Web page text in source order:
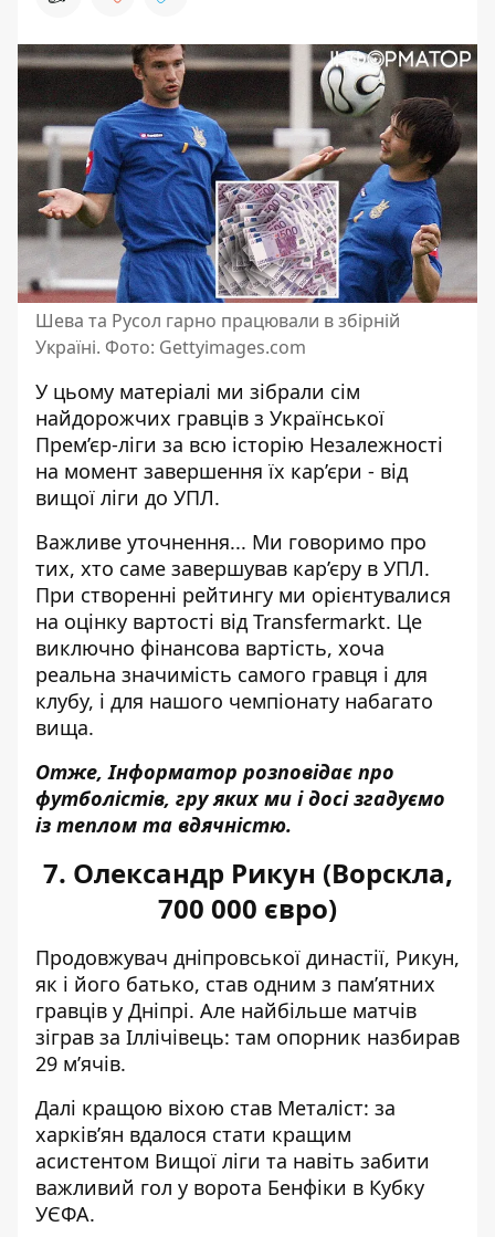
Шева та Русол гарно працювали в збірній
Україні. Фото: Gettyimages.com
У цьому матеріалі ми зібрали сім
найдорожчих гравців з Української
Прем’єр-ліги за всю історію Незалежності
на момент завершення їх кар’єри - від
вищої ліги до УПЛ.
Важливе уточнення... Ми говоримо про
тих, хто саме завершував кар’єру в УПЛ.
При створенні рейтингу ми орієнтувалися
на оцінку вартості від Transfermarkt. Це
виключно фінансова вартість, хоча
реальна значимість самого гравця і для
клубу, і для нашого чемпіонату набагато
вища.
Отже, Інформатор розповідає про
футболістів, гру яких ми і досі згадуємо
із теплом та вдячністю.
7. Олександр Рикун (Ворскла,
700 000 євро)
Продовжувач дніпровської династії, Рикун,
як і його батько, став одним з пам’ятних
гравців у Дніпрі. Але найбільше матчів
зіграв за Іллічівець: там опорник назбирав
29 м’ячів.
Далі кращою віхою став Металіст: за
харків’ян вдалося стати кращим
асистентом Вищої ліги та навіть забити
важливий гол у ворота Бенфіки в Кубку
УЄФА.